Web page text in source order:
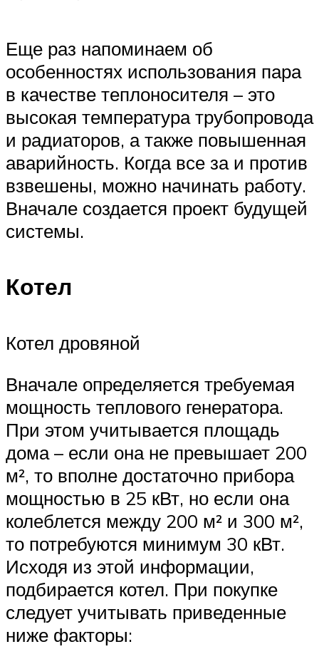
Еще раз напоминаем об
особенностях использования пара
в качестве теплоносителя – это
высокая температура трубопровода
и радиаторов, а также повышенная
аварийность. Когда все за и против
взвешены, можно начинать работу.
Вначале создается проект будущей
системы.
Котел
Котел дровяной
Вначале определяется требуемая
мощность теплового генератора.
При этом учитывается площадь
дома – если она не превышает 200
м², то вполне достаточно прибора
мощностью в 25 кВт, но если она
колеблется между 200 м² и 300 м²,
то потребуются минимум 30 кВт.
Исходя из этой информации,
подбирается котел. При покупке
следует учитывать приведенные
ниже факторы: